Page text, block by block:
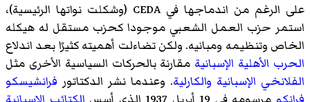
على الرغم من اندماجها في CEDA (وشكلت نواتها الرئيسية)،
استمر حزب العمل الشعبي موجودا كحزب مستقل له هيكله
الخاص وتنظيمه ومبانيه. ولكن تضاءلت أهميته كثيرًا بعد اندلاع
الحرب الأهلية الإسبانية مقارنة بالحركات السياسية الأخرى مثل
الفلانخي الإسبانية والكارلية. وعندما نشر الدكتاتور فرانشيسكو